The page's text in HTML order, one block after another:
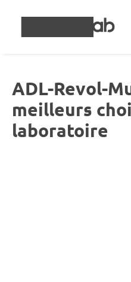
ADL-Revol-
meilleurs
laboratoire